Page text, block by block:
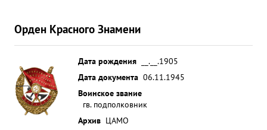
Орден Красного Знамени
Дата рождения
__.__.1905
Дата документа 06.11.1945
Воинское звание
гв. подполковник
Архив ЦАМО